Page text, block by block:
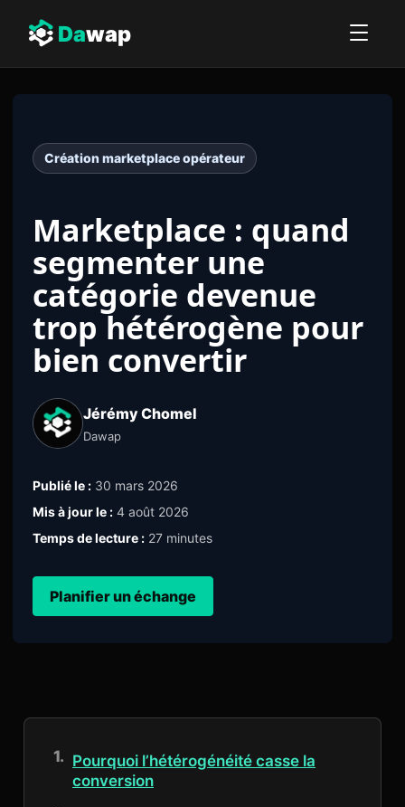
Dawap
Création marketplace opérateur
Marketplace : quand
segmenter une
catégorie devenue
trop hétérogène pour
bien convertir
Jérémy Chomel
Dawap
Publié le : 30 mars 2026
Mis à jour le : 4 août 2026
Temps de lecture : 27 minutes
Planifier un échange
Pourquoi l’hétérogénéité casse la
conversion